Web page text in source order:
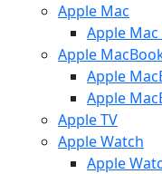
Apple Mac
Apple
Apple
Apple
Apple
Apple TV
Apple Watch
Apple